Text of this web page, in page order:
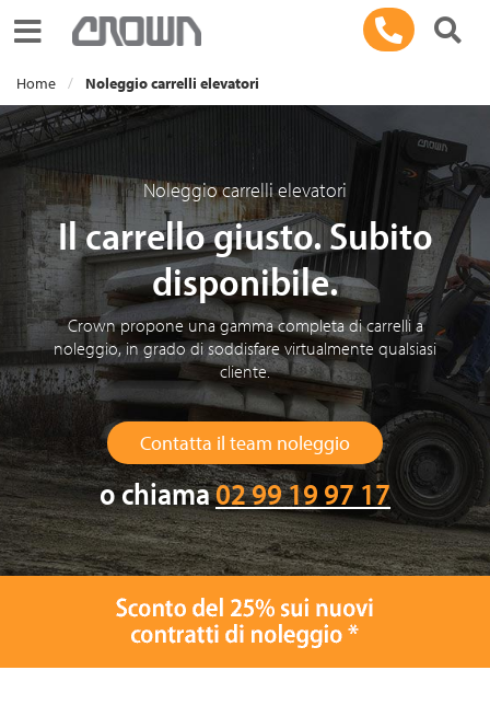
Toggle navigation
Home Noleggio carrelli elevatori
Noleggio carrelli elevatori
Il carrello giusto. Subito
disponibile.
Crown propone una gamma completa di carrelli a
noleggio, in grado di soddisfare virtualmente qualsiasi
cliente.
Contatta il team noleggio
o chiama02 99 19 97 17